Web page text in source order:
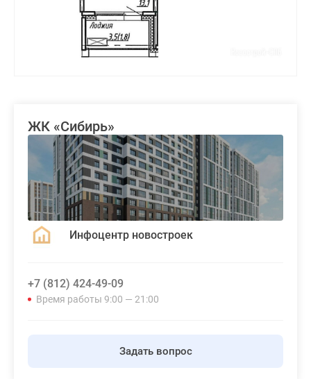
ЖК «Сибирь»
Инфоцентр новостроек
+7 (812) 424-49-09
Время работы 9:00 — 21:00
Задать вопрос